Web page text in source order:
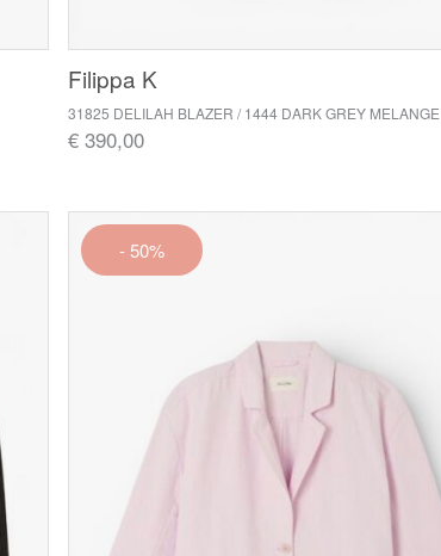
Filippa K
31825 DELILAH BLAZER / 1444 DARK GREY MELANGE
€ 390,00
- 50%